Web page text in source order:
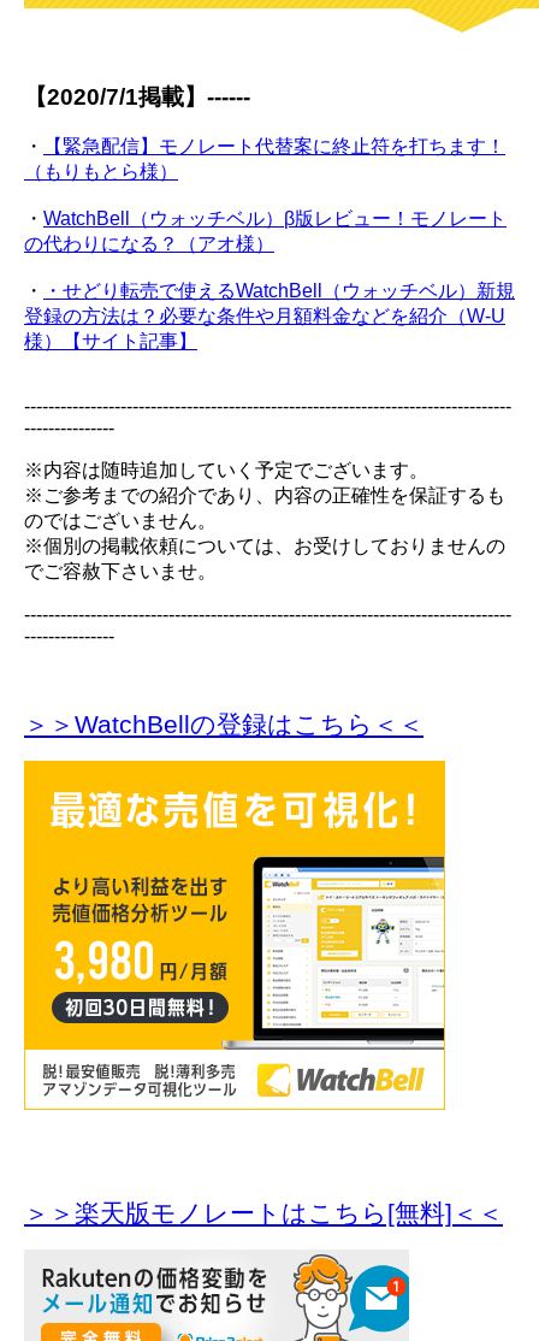
【2020/7/1掲載】------
・
【緊急配信】モノレート代替案に終止符を打ちます！
（もりもとら様）
・ WatchBell（ウォッチベル）β版レビュー！モノレート
の代わりになる？（アオ様）
・
・せどり転売で使えるWatchBell（ウォッチベル）新規
登録の方法は？必要な条件や月額料金などを紹介（W-U
様）【サイト記事】
---------------------------------------------------------------------------------
---------------
※内容は随時追加していく予定でございます。
※ご参考までの紹介であり、内容の正確性を保証するも
のではございません。
※個別の掲載依頼については、お受けしておりませんの
でご容赦下さいませ。
---------------------------------------------------------------------------------
---------------
＞＞WatchBellの登録はこちら＜＜
＞＞楽天版モノレートはこちら[無料]＜＜